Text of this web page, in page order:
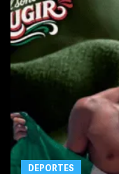
DEPORTES